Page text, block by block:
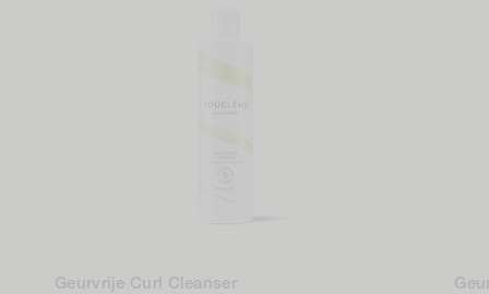
Geurvrije Curl Cleanser